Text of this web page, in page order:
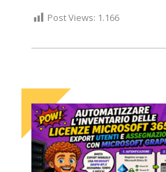
Post Views: 1.166